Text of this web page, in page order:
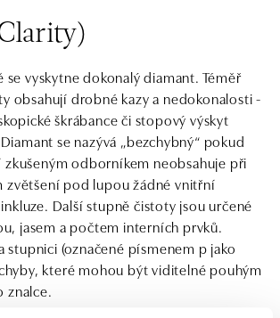
se vyskytne dokonalý diamant. Téměř
obsahují drobné kazy a nedokonalosti -
škrábance či stopový výskyt
se nazývá „bezchybný“ pokud
odborníkem neobsahuje při
zvětšení pod lupou žádné vnitřní
Další stupně čistoty jsou určené
jasem a počtem interních prvků.
stupnici (označené písmenem p jako
které mohou být viditelné pouhým
znalce.